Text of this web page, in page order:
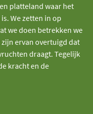
platteland waar het
We zetten in op
we doen betrekken we
ervan overtuigd dat
draagt. Tegelijk
kracht en de